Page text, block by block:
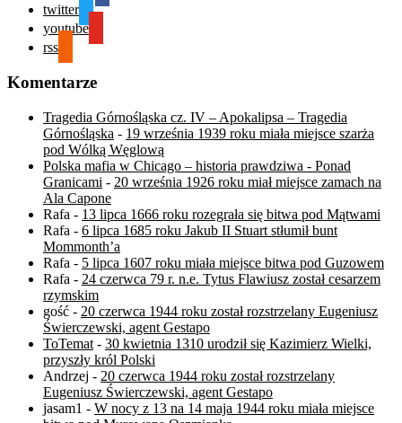
twitter
youtube
rss
Komentarze
Tragedia Górnośląska cz. IV – Apokalipsa – Tragedia
Górnośląska - 19 września 1939 roku miała miejsce szarża
pod Wólką Węglową
Polska mafia w Chicago – historia prawdziwa - Ponad
Granicami - 20 września 1926 roku miał miejsce zamach na
Ala Capone
Rafa - 13 lipca 1666 roku rozegrała się bitwa pod Mątwami
Rafa - 6 lipca 1685 roku Jakub II Stuart stłumił bunt
Mommonth’a
Rafa - 5 lipca 1607 roku miała miejsce bitwa pod Guzowem
Rafa - 24 czerwca 79 r. n.e. Tytus Flawiusz został cesarzem
rzymskim
gość - 20 czerwca 1944 roku został rozstrzelany Eugeniusz
Świerczewski, agent Gestapo
ToTemat - 30 kwietnia 1310 urodził się Kazimierz Wielki,
przyszły król Polski
Andrzej - 20 czerwca 1944 roku został rozstrzelany
Eugeniusz Świerczewski, agent Gestapo
jasam1 - W nocy z 13 na 14 maja 1944 roku miała miejsce